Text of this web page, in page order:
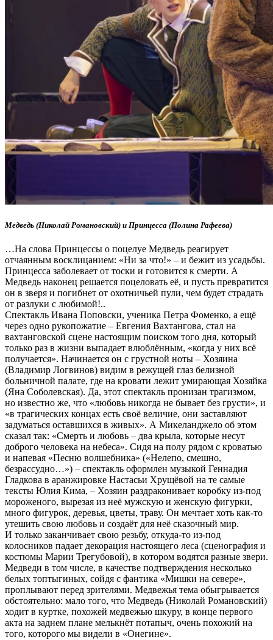
Медведь (Николай Романовский) и Принцесса (Полина Рафеева)
…На слова Принцессы о поцелуе Медведь реагирует
отчаянным восклицанием: «Ни за что!» – и бежит из усадьбы.
Принцесса заболевает от тоски и готовится к смерти. А
Медведь наконец решается поцеловать её, и пусть превратится
он в зверя и погибнет от охотничьей пули, чем будет страдать
от разлуки с любимой!..
Спектакль Ивана Поповски, ученика Петра Фоменко, а ещё
через одно рукопожатие – Евгения Вахтангова, стал на
вахтанговской сцене настоящим поиском того дня, который
только раз в жизни выпадает влюблённым, «когда у них всё
получается». Начинается он с грустной ноты – Хозяина
(Владимир Логвинов) видим в режущей глаз белизной
больничной палате, где на кровати лежит умирающая Хозяйка
(Яна Соболевская). Да, этот спектакль пронизан трагизмом,
но известно же, что «любовь никогда не бывает без грусти», и
«в трагических концах есть своё величие, они заставляют
задуматься оставшихся в живых». А Микеланджело об этом
сказал так: «Смерть и любовь – два крыла, которые несут
доброго человека на небеса». Сидя на полу рядом с кроватью
и напевая «Песню волшебника» («Нелепо, смешно,
безрассудно…») – спектакль оформлен музыкой Геннадия
Гладкова в аранжировке Настасьи Хрущёвой на те самые
тексты Юлия Кима, – Хозяин раздраконивает коробку из-под
мороженого, вырезая из неё мужскую и женскую фигурки,
много фигурок, деревья, цветы, траву. Он мечтает хоть как-то
утешить свою любовь и создаёт для неё сказочный мир.
И только заканчивает свою резьбу, откуда-то из-под
колосников падает декорация настоящего леса (сценография и
костюмы Марии Трегубовой), в котором водятся разные звери.
Медведи в том числе, в качестве подтверждения несколько
белых топтыгиных, сойдя с фантика «Мишки на севере»,
проплывают перед зрителями. Медвежья тема обыгрывается
обстоятельно: мало того, что Медведь (Николай Романовский)
ходит в куртке, похожей медвежью шкуру, в конце первого
акта на заднем плане мелькнёт потапыч, очень похожий на
того, которого мы видели в «Онегине».